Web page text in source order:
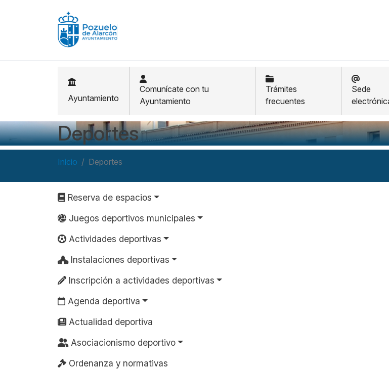
Ayuntamiento
Comunícate con tu
Ayuntamiento
Trámites
frecuentes
Sede
Deportes
Inicio Deportes
Navegación principal
Reserva de espacios
Juegos deportivos municipales
Actividades deportivas
Instalaciones deportivas
Inscripción a actividades deportivas
Agenda deportiva
Actualidad deportiva
Asociacionismo deportivo
Ordenanza y normativas